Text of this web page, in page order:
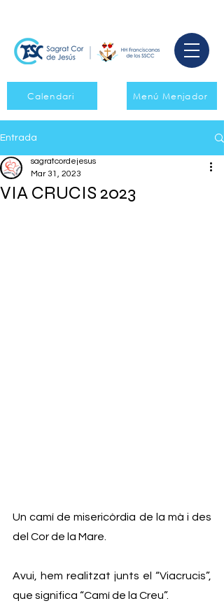
Calendari Menú Menjador
Entrada
VIA CRUCIS 2023
sagratcordejesus
Mar 31, 2023
Un camí de misericòrdia de la mà i des
del Cor de la Mare.
Avui, hem realitzat junts el “Viacrucis”,
que significa “Camí de la Creu”.